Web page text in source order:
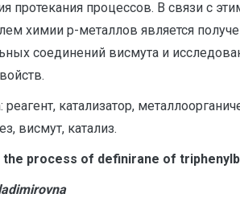
протекания процессов. В связи с
химии р-металлов является
соединений висмута и
катализатор,
висмут, катализ.
process of definirane of